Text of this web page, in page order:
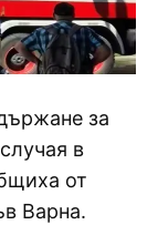
за
в
от
Варна.